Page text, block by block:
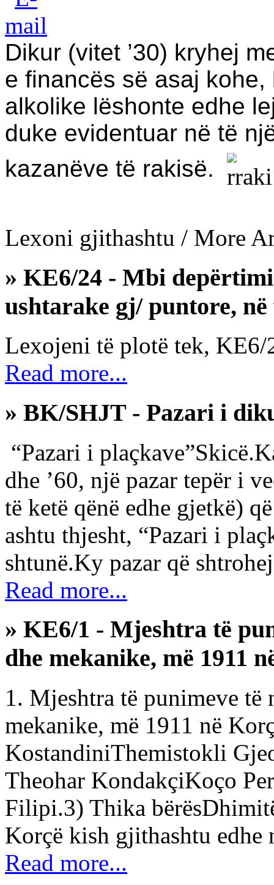
Dikur (vitet ’30) kryhej
e financës së asaj
alkolike lëshonte edhe
duke evidentuar në të
kazanëve të rakisë.
Lexoni gjithashtu / More
» KE6/24 - Mbi
ushtarake gj/ puntore,
Lexojeni të plotë tek, KE6/
Read more...
» BK/SHJT - Pazari i
“Pazari i
dhe ’60, një pazar tepër i
të ketë qënë edhe gjetkë)
ashtu thjesht, “Pazari i
shtunë.Ky pazar që
Read more...
» KE6/1 - Mjeshtra të
dhe mekanike, më 1911
1. Mjeshtra të punimeve të
mekanike, më 1911 në
KostandiniThemistokli
Theohar KondakçiKoço
Filipi.3) Thika
Korçë kish gjithashtu edhe
Read more...